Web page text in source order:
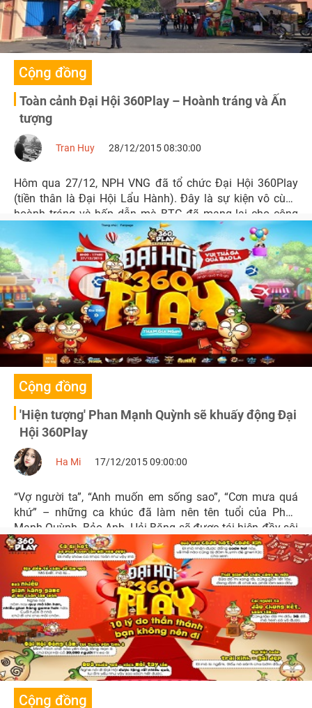
Cộng đồng
Toàn cảnh Đại Hội 360Play – Hoành tráng và Ấn
tượng
Tran Huy 28/12/2015 08:30:00
Hôm qua 27/12, NPH VNG đã tổ chức Đại Hội 360Play
(tiền thân là Đại Hội Lẩu Hành). Đây là sự kiện vô cùng
hoành tráng và hấp dẫn mà BTC đã mang lại cho cộng
đồng game thủ.
Cộng đồng
'Hiện tượng' Phan Mạnh Quỳnh sẽ khuấy động Đại
Hội 360Play
Ha Mi 17/12/2015 09:00:00
“Vợ người ta”, “Anh muốn em sống sao”, “Cơn mưa quá
khứ” – những ca khúc đã làm nên tên tuổi của Phan
Mạnh Quỳnh, Bảo Anh, Hải Băng sẽ được tái hiện đầy sôi
động tại Đại Hội 360Play diễn ra ngày 27/12 tới đây tại
nhà thi đấu Quân Khu 7.
Cộng đồng